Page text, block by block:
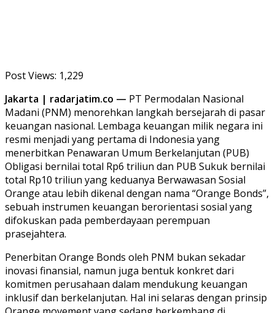
Post Views: 1,229
Jakarta | radarjatim.co — PT Permodalan Nasional
Madani (PNM) menorehkan langkah bersejarah di pasar
keuangan nasional. Lembaga keuangan milik negara ini
resmi menjadi yang pertama di Indonesia yang
menerbitkan Penawaran Umum Berkelanjutan (PUB)
Obligasi bernilai total Rp6 triliun dan PUB Sukuk bernilai
total Rp10 triliun yang keduanya Berwawasan Sosial
Orange atau lebih dikenal dengan nama “Orange Bonds”,
sebuah instrumen keuangan berorientasi sosial yang
difokuskan pada pemberdayaan perempuan
prasejahtera.
Penerbitan Orange Bonds oleh PNM bukan sekadar
inovasi finansial, namun juga bentuk konkret dari
komitmen perusahaan dalam mendukung keuangan
inklusif dan berkelanjutan. Hal ini selaras dengan prinsip